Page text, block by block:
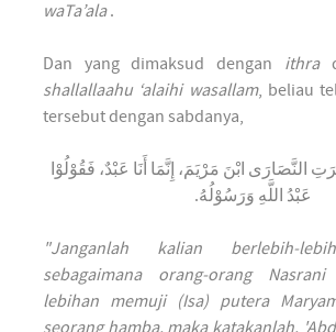
waTa’ala.
Dan yang dimaksud dengan ithra
shallallaahu ‘alaihi wasallam, beliau
tersebut dengan sabdanya,
النَّصَارَى ابْنَ مَرْيَمَ، إِنَّمَا أَنَا عَبْدٌ، فَقُوْلُوْا
عَبْدُ اللَّهِ وَرَسُوْلُهُ.
"Janganlah kalian berlebih-
sebagaimana orang-orang
lebihan memuji (Isa) putera
seorang hamba, maka katakanlah,